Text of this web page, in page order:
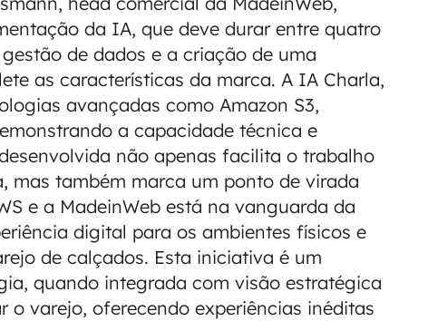
da IA, que deve durar entre quatro
de dados e a criação de uma
as características da marca. A IA Charla,
avançadas como Amazon S3,
a capacidade técnica e
não apenas facilita o trabalho
mas também marca um ponto de virada
e a MadeinWeb está na vanguarda da
digital para os ambientes físicos e
de calçados. Esta iniciativa é um
quando integrada com visão estratégica
o varejo, oferecendo experiências inéditas